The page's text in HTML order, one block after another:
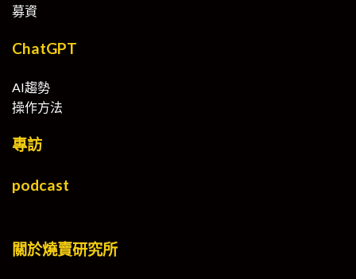
募資
ChatGPT
AI趨勢
操作方法
專訪
podcast
關於燒賣研究所